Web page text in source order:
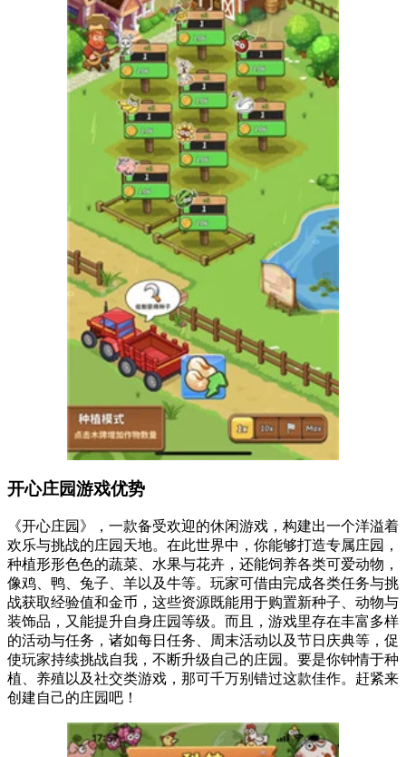
开心庄园游戏优势
《开心庄园》，一款备受欢迎的休闲游戏，构建出一个洋溢着
欢乐与挑战的庄园天地。在此世界中，你能够打造专属庄园，
种植形形色色的蔬菜、水果与花卉，还能饲养各类可爱动物，
像鸡、鸭、兔子、羊以及牛等。玩家可借由完成各类任务与挑
战获取经验值和金币，这些资源既能用于购置新种子、动物与
装饰品，又能提升自身庄园等级。而且，游戏里存在丰富多样
的活动与任务，诸如每日任务、周末活动以及节日庆典等，促
使玩家持续挑战自我，不断升级自己的庄园。要是你钟情于种
植、养殖以及社交类游戏，那可千万别错过这款佳作。赶紧来
创建自己的庄园吧！